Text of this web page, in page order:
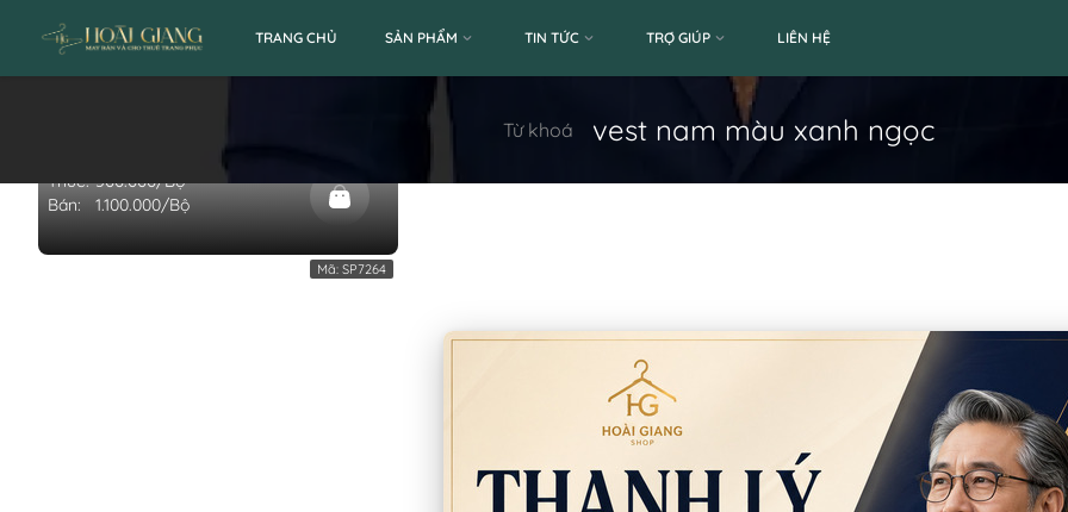
TRANG CHỦ SẢN PHẨM TIN TỨC TRỢ GIÚP LIÊN HỆ
Từ khoá vest nam màu xanh ngọc
Thuê: 500.000/Bộ
Bán:
1.100.000/Bộ
Mã: SP7264